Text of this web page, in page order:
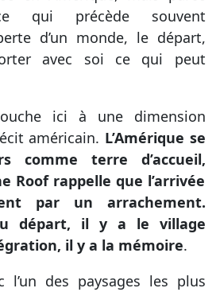
qui précède souvent
d’un monde, le départ,
avec soi ce qui peut
ici à une dimension
américain. L’Amérique se
comme terre d’accueil,
Roof rappelle que l’arrivée
par un arrachement.
départ, il y a le village
il y a la mémoire.
l’un des paysages les plus